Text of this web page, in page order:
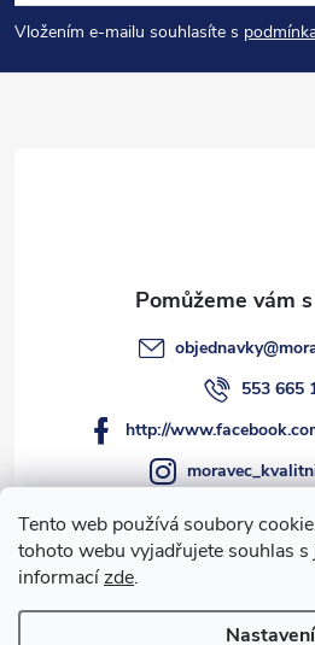
Tento web používá soubory
tohoto webu vyjadřujete souhlas
informacízde.
Nastavení
p
a
Vložením e-mailu souhlasíte s
objednavky@
553 665
http://
Informace pro vás